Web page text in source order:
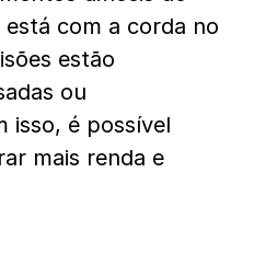
com a corda no
estão
ou
isso, é possível
mais renda e